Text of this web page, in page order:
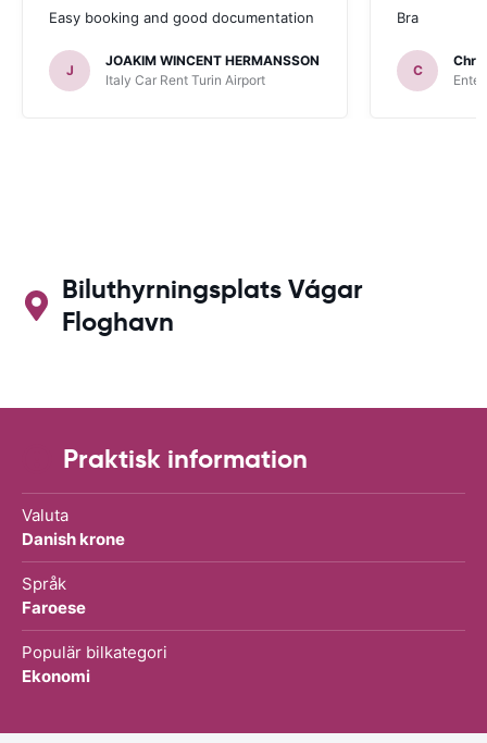
Easy booking and good documentation
J
JOAKIM WINCENT HERMANSSON
Italy Car Rent Turin Airport
Bra
C
Biluthyrningsplats Vágar
Floghavn
Praktisk information
Valuta
Danish krone
Språk
Faroese
Populär bilkategori
Ekonomi